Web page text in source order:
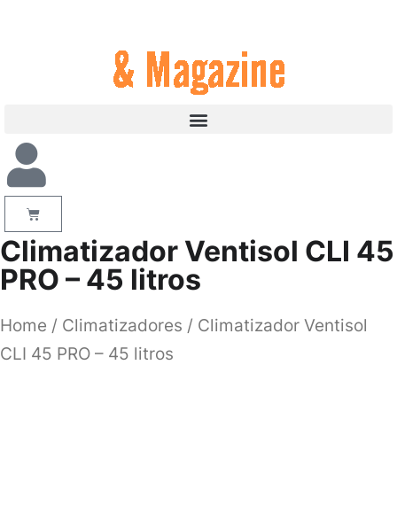
Climatizador Ventisol CLI 45
PRO – 45 litros
Home / Climatizadores / Climatizador Ventisol
CLI 45 PRO – 45 litros